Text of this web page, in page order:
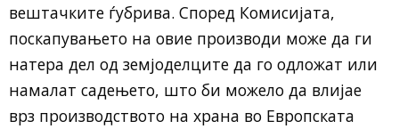
вештачките ѓубрива. Според Комисијата,
поскапувањето на овие производи може да ги
натера дел од земјоделците да го одложат или
намалат садењето, што би можело да влијае
врз производството на храна во Европската